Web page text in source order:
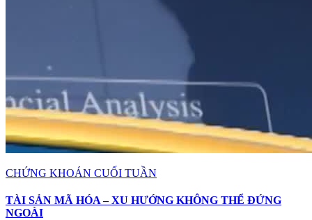
CHỨNG KHOÁN CUỐI TUẦN
TÀI SẢN MÃ HÓA – XU HƯỚNG KHÔNG THỂ ĐỨNG
NGOÀI